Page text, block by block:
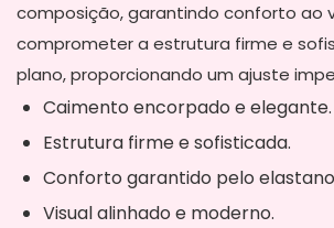
composição, garantindo conforto ao
comprometer a estrutura firme e
plano, proporcionando um ajuste
Caimento encorpado e elegante.
Estrutura firme e sofisticada.
Conforto garantido pelo
Visual alinhado e moderno.